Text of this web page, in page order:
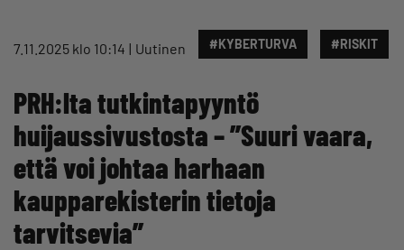
7.11.2025 klo 10:14 Uutinen #KYBERTURVA #RISKIT
PRH:lta tutkintapyyntö
huijaussivustosta – ”Suuri vaara,
että voi johtaa harhaan
kaupparekisterin tietoja
tarvitsevia”